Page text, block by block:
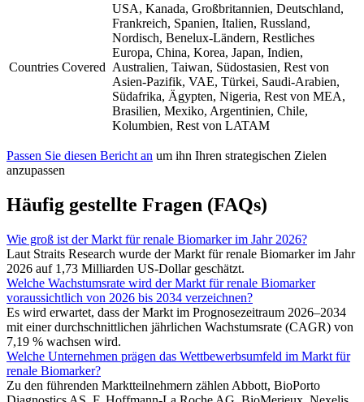
Countries Covered
USA, Kanada, Großbritannien, Deutschland,
Frankreich, Spanien, Italien, Russland,
Nordisch, Benelux-Ländern, Restliches
Europa, China, Korea, Japan, Indien,
Australien, Taiwan, Südostasien, Rest von
Asien-Pazifik, VAE, Türkei, Saudi-Arabien,
Südafrika, Ägypten, Nigeria, Rest von MEA,
Brasilien, Mexiko, Argentinien, Chile,
Kolumbien, Rest von LATAM
Passen Sie diesen Bericht an um ihn Ihren strategischen Zielen
anzupassen
Häufig gestellte Fragen (FAQs)
Wie groß ist der Markt für renale Biomarker im Jahr 2026?
Laut Straits Research wurde der Markt für renale Biomarker im Jahr
2026 auf 1,73 Milliarden US-Dollar geschätzt.
Welche Wachstumsrate wird der Markt für renale Biomarker
voraussichtlich von 2026 bis 2034 verzeichnen?
Es wird erwartet, dass der Markt im Prognosezeitraum 2026–2034
mit einer durchschnittlichen jährlichen Wachstumsrate (CAGR) von
7,19 % wachsen wird.
Welche Unternehmen prägen das Wettbewerbsumfeld im Markt für
renale Biomarker?
Zu den führenden Marktteilnehmern zählen Abbott, BioPorto